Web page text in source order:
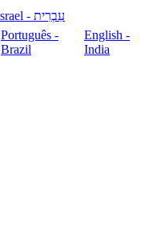
עִבְרִית - Israel
Português -
Brazil
English -
India